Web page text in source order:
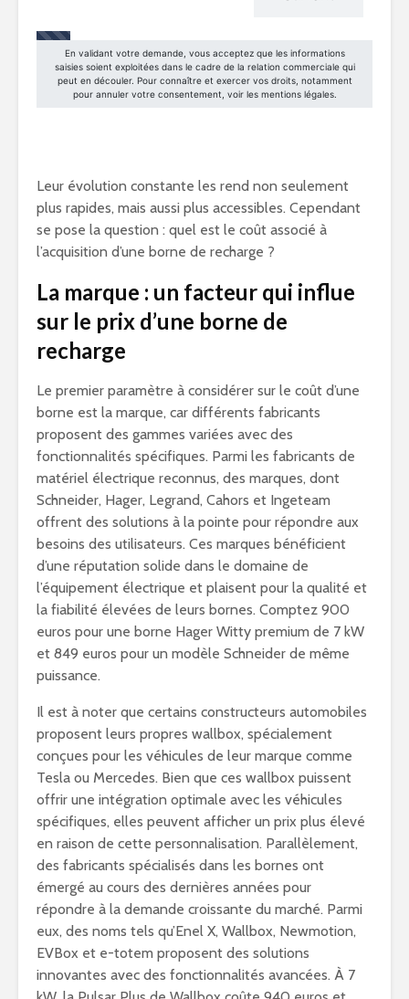
Leur évolution constante les rend non seulement
plus rapides, mais aussi plus accessibles. Cependant
se pose la question : quel est le coût associé à
l’acquisition d’une borne de recharge ?
La marque : un facteur qui influe
sur le prix d’une borne de
recharge
Le premier paramètre à considérer sur le coût d’une
borne est la marque, car différents fabricants
proposent des gammes variées avec des
fonctionnalités spécifiques. Parmi les fabricants de
matériel électrique reconnus, des marques, dont
Schneider, Hager, Legrand, Cahors et Ingeteam
offrent des solutions à la pointe pour répondre aux
besoins des utilisateurs. Ces marques bénéficient
d’une réputation solide dans le domaine de
l’équipement électrique et plaisent pour la qualité et
la fiabilité élevées de leurs bornes. Comptez 900
euros pour une borne Hager Witty premium de 7 kW
et 849 euros pour un modèle Schneider de même
puissance.
Il est à noter que certains constructeurs automobiles
proposent leurs propres wallbox, spécialement
conçues pour les véhicules de leur marque comme
Tesla ou Mercedes. Bien que ces wallbox puissent
offrir une intégration optimale avec les véhicules
spécifiques, elles peuvent afficher un prix plus élevé
en raison de cette personnalisation. Parallèlement,
des fabricants spécialisés dans les bornes ont
émergé au cours des dernières années pour
répondre à la demande croissante du marché. Parmi
eux, des noms tels qu’Enel X, Wallbox, Newmotion,
EVBox et e-totem proposent des solutions
innovantes avec des fonctionnalités avancées. À 7